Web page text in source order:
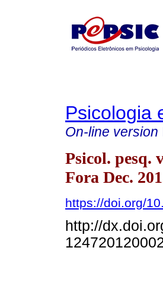
Psicologia
On-line version
Psicol. pesq.
Fora Dec.
https://doi.org/
http://